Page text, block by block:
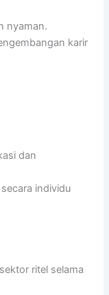
nyaman.
karir
dan
individu
ritel selama